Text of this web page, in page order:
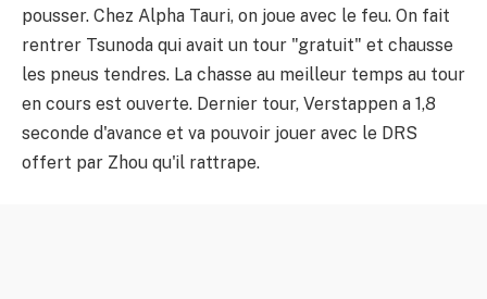
pousser. Chez Alpha Tauri, on joue avec le feu. On fait
rentrer Tsunoda qui avait un tour "gratuit" et chausse
les pneus tendres. La chasse au meilleur temps au tour
en cours est ouverte. Dernier tour, Verstappen a 1,8
seconde d'avance et va pouvoir jouer avec le DRS
offert par Zhou qu'il rattrape.